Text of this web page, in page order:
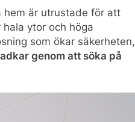
är utrustade för att
ytor och höga
som ökar säkerheten,
genom att söka på